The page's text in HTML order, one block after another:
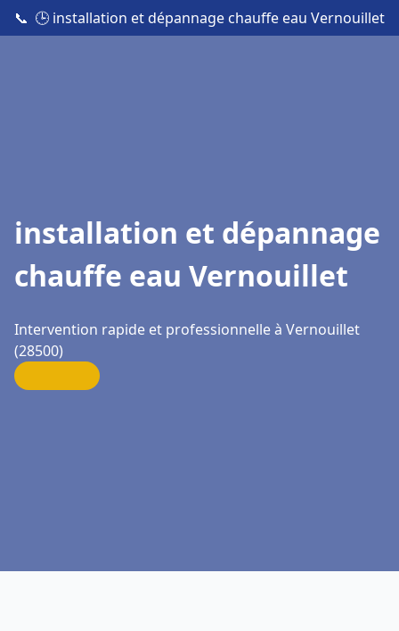
📞 🕒 installation et dépannage chauffe eau Vernouillet
installation et dépannage
chauffe eau Vernouillet
Intervention rapide et professionnelle à Vernouillet
(28500)